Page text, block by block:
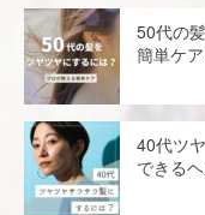
50代の
簡単ケ
40代ツ
できる